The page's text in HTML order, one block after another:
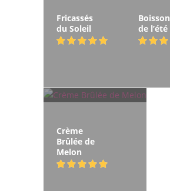
Fricassés
du Soleil
Boisson
de l’été
Crème
Brûlée de
Melon